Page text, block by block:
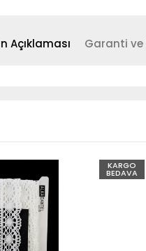
Açıklaması Garanti
KARGO
BEDAVA